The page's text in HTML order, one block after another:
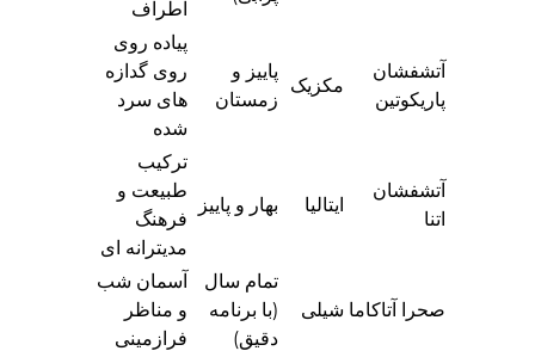
اطراف
آتشفشان
پاریکوتین
مکزیک
پاییز و
زمستان
پیاده روی
روی گدازه
های سرد
شده
آتشفشان
اتنا
ایتالیا بهار و پاییز
ترکیب
طبیعت و
فرهنگ
مدیترانه ای
صحرا آتاکاما شیلی
تمام سال
(با برنامه
دقیق)
آسمان شب
و مناظر
فرازمینی